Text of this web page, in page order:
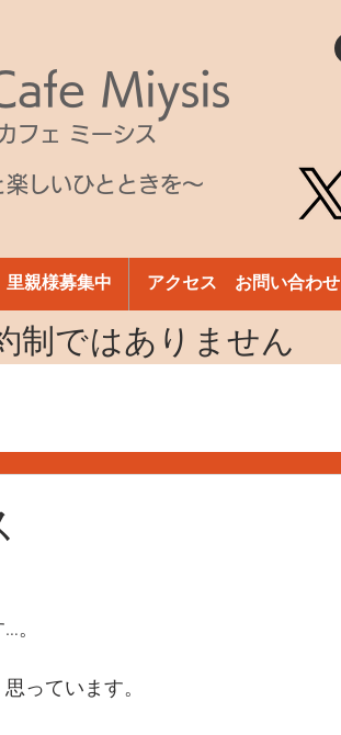
Miysis
フェ ミーシス
楽しいひとときを～
里親様募集中 アクセス お問い合わせ
制ではありません
。
っています。